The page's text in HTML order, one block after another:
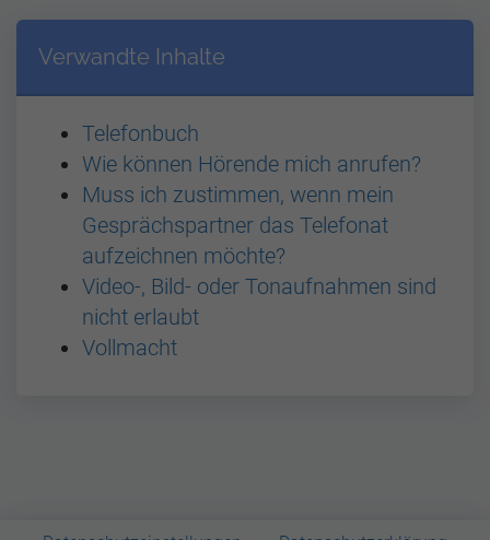
Verwandte Inhalte
Telefonbuch
Wie können Hörende mich anrufen?
Muss ich zustimmen, wenn mein
Gesprächspartner das Telefonat
aufzeichnen möchte?
Video-, Bild- oder Tonaufnahmen sind
nicht erlaubt
Vollmacht